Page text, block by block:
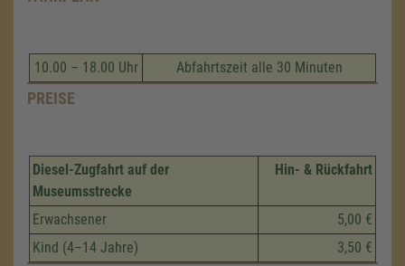
10.00 – 18.00 Uhr Abfahrtszeit alle 30 Minuten
PREISE
Diesel-Zugfahrt auf der
Museumsstrecke
Hin- & Rückfahrt
Erwachsener
5,00 €
Kind (4–14 Jahre)
3,50 €